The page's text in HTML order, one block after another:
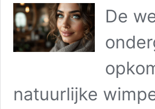
De
natuurlijke